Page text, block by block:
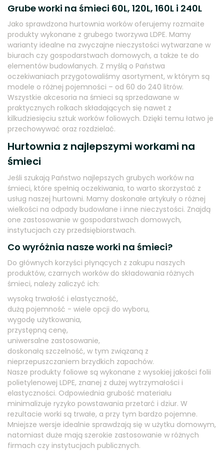
Grube worki na śmieci 60L, 120L, 160L i 240L
Jako sprawdzona hurtownia worków oferujemy rozmaite
produkty wykonane z grubego tworzywa LDPE. Mamy
warianty idealne na zwyczajne nieczystości wytwarzane w
biurach czy gospodarstwach domowych, a także te do
elementów budowlanych. Z myślą o Państwa
oczekiwaniach przygotowaliśmy asortyment, w którym są
modele o różnej pojemności – od 60 do 240 litrów.
Wszystkie akcesoria na śmieci są sprzedawane w
praktycznych rolkach składających się nawet z
kilkudziesięciu sztuk worków foliowych. Dzięki temu łatwo je
przechowywać oraz rozdzielać.
Hurtownia z najlepszymi workami na
śmieci
Jeśli szukają Państwo najlepszych grubych worków na
śmieci, które spełnią oczekiwania, to warto skorzystać z
usług naszej hurtowni. Mamy doskonałe artykuły o różnej
wielkości na odpady budowlane i inne nieczystości. Znajdą
one zastosowanie w gospodarstwach domowych,
instytucjach czy przedsiębiorstwach.
Co wyróżnia nasze worki na śmieci?
Do głównych korzyści płynących z zakupu naszych
produktów, czarnych worków do składowania różnych
śmieci, należy zaliczyć ich:
wysoką trwałość i elastyczność,
dużą pojemność - wiele opcji do wyboru,
wygodę użytkowania,
przystępną cenę,
uniwersalne zastosowanie,
doskonałą szczelność, w tym związaną z
nieprzepuszczaniem brzydkich zapachów.
Nasze produkty foliowe są wykonane z wysokiej jakości folii
polietylenowej LDPE, znanej z dużej wytrzymałości i
elastyczności. Odpowiednia grubość materiału
minimalizuje ryzyko powstawania przetarć i dziur. W
rezultacie worki są trwałe, a przy tym bardzo pojemne.
Mniejsze wersje idealnie sprawdzają się w użytku domowym,
natomiast duże mają szerokie zastosowanie w różnych
firmach czy instytucjach publicznych.